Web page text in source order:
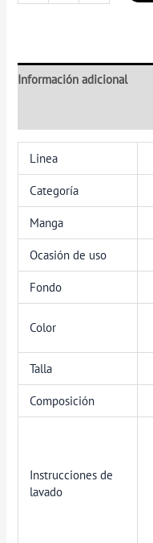
Información adicional
Linea
Categoría
Manga
Ocasión de uso
Fondo
Color
Talla
Composición
Instrucciones de
lavado